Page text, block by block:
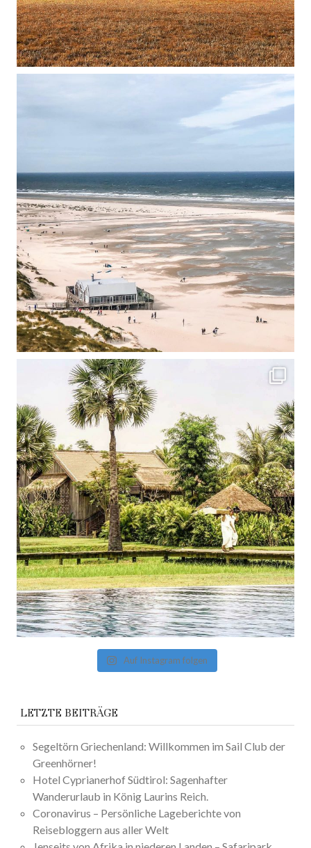
Auf Instagram folgen
LETZTE BEITRÄGE
Segeltörn Griechenland: Willkommen im Sail Club der
Greenhörner!
Hotel Cyprianerhof Südtirol: Sagenhafter
Wanderurlaub in König Laurins Reich.
Coronavirus – Persönliche Lageberichte von
Reisebloggern aus aller Welt